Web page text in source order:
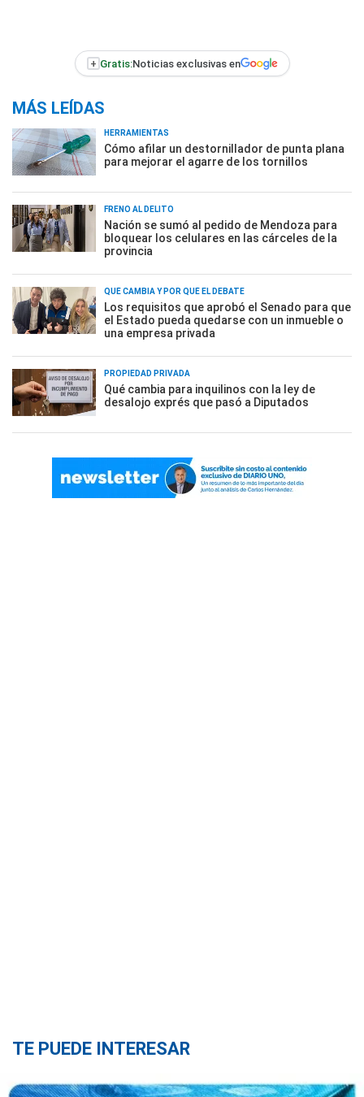
+ Gratis:Noticias exclusivas en
MÁS LEÍDAS
HERRAMIENTAS
Cómo afilar un destornillador de punta plana
para mejorar el agarre de los tornillos
FRENO AL DELITO
Nación se sumó al pedido de Mendoza para
bloquear los celulares en las cárceles de la
provincia
QUÉ CAMBIA Y POR QUÉ EL DEBATE
Los requisitos que aprobó el Senado para que
el Estado pueda quedarse con un inmueble o
una empresa privada
PROPIEDAD PRIVADA
Qué cambia para inquilinos con la ley de
desalojo exprés que pasó a Diputados
TE PUEDE INTERESAR